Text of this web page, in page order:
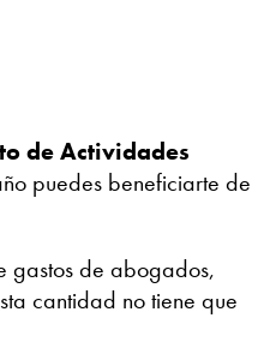
de Actividades
puedes beneficiarte de
gastos de abogados,
cantidad no tiene que